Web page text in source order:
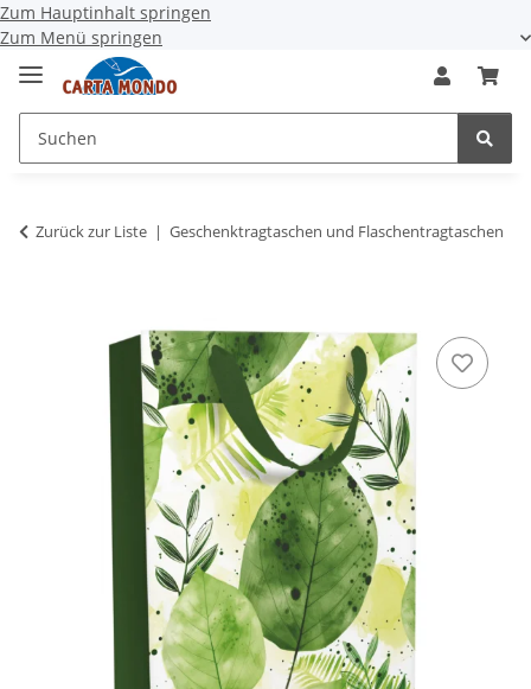
Zum Hauptinhalt springen
Zum Menü springen
Zurück zur Liste Geschenktragtaschen und Flaschentragtaschen